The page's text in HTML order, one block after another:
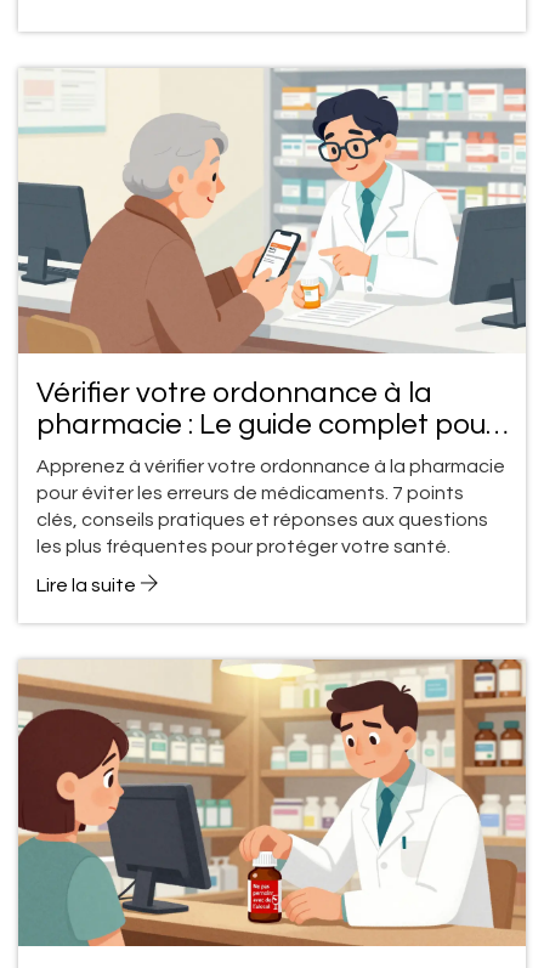
Vérifier votre ordonnance à la
pharmacie : Le guide complet pour
éviter les erreurs de médicaments
Apprenez à vérifier votre ordonnance à la pharmacie
pour éviter les erreurs de médicaments. 7 points
clés, conseils pratiques et réponses aux questions
les plus fréquentes pour protéger votre santé.
Lire la suite